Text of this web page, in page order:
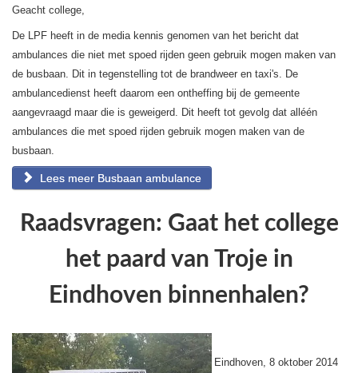
Geacht college,
De LPF heeft in de media kennis genomen van het bericht dat
ambulances die niet met spoed rijden geen gebruik mogen maken van
de busbaan. Dit in tegenstelling tot de brandweer en taxi's. De
ambulancedienst heeft daarom een ontheffing bij de gemeente
aangevraagd maar die is geweigerd. Dit heeft tot gevolg dat alléén
ambulances die met spoed rijden gebruik mogen maken van de
busbaan.
Lees meer Busbaan ambulance
Raadsvragen: Gaat het college
het paard van Troje in
Eindhoven binnenhalen?
Eindhoven, 8 oktober 2014